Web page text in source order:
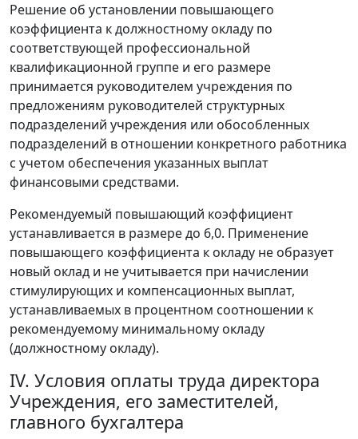
Решение об установлении повышающего
коэффициента к должностному окладу по
соответствующей профессиональной
квалификационной группе и его размере
принимается руководителем учреждения по
предложениям руководителей структурных
подразделений учреждения или обособленных
подразделений в отношении конкретного работника
с учетом обеспечения указанных выплат
финансовыми средствами.
Рекомендуемый повышающий коэффициент
устанавливается в размере до 6,0. Применение
повышающего коэффициента к окладу не образует
новый оклад и не учитывается при начислении
стимулирующих и компенсационных выплат,
устанавливаемых в процентном соотношении к
рекомендуемому минимальному окладу
(должностному окладу).
IV. Условия оплаты труда директора
Учреждения, его заместителей,
главного бухгалтера